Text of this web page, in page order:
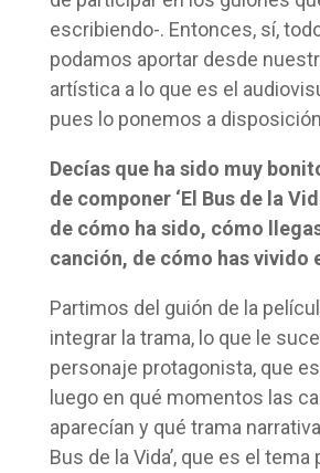
escribiendo-. Entonces, sí,
podamos aportar desde
artística a lo que es el
pues lo ponemos a
Decías que ha sido muy
de componer ‘El Bus de la
de cómo ha sido, cómo
canción, de cómo has vivido
Partimos del guión de la
integrar la trama, lo que le
personaje protagonista, que es
luego en qué momentos las
aparecían y qué trama narrativa
Bus de la Vida’, que es el tema